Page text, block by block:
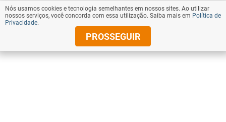
Nós usamos cookies e tecnologia semelhantes em nossos sites. Ao utilizar
nossos serviços, você concorda com essa utilização. Saiba mais em Política de
Privacidade.
PROSSEGUIR